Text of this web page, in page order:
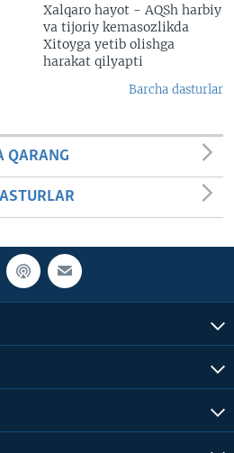
Xalqaro hayot - AQSh harbiy
va tijoriy kemasozlikda
Xitoyga yetib olishga
harakat qilyapti
Barcha dasturlar
QARANG